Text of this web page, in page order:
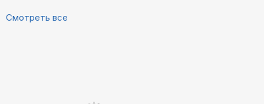
Смотреть все